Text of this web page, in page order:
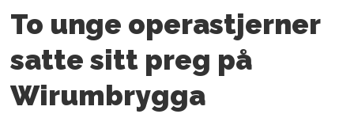
To unge operastjerner
satte sitt preg på
Wirumbrygga